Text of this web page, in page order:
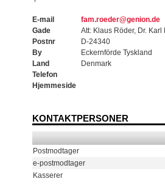
E-mail
fam.roeder@genion.de
Gade
Att: Klaus Röder, Dr. Karl
Postnr
D-24340
By
Eckernförde Tyskland
Land
Denmark
Telefon
Hjemmeside
KONTAKTPERSONER
Postmodtager
e-postmodtager
Kasserer